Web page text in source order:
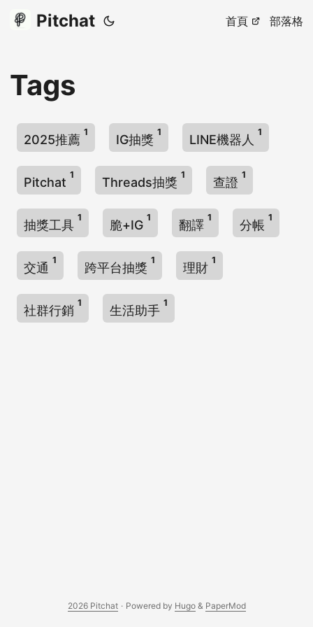
Pitchat 首頁 部落格
Tags
2025推薦
1
IG抽獎
1
LINE機器人
1
Pitchat
1
Threads抽獎
1
查證
1
抽獎工具
1
脆+IG
1
翻譯
1
分帳
1
交通
1
跨平台抽獎
1
理財
1
社群行銷
1
生活助手
1
2026 Pitchat · Powered by Hugo& PaperMod